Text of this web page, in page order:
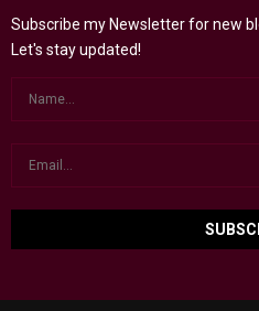
Subscribe my Newsletter for new
Let's stay updated!